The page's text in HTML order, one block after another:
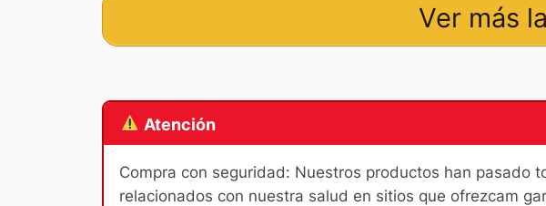
Ver más
Atención
Compra con seguridad: Nuestros productos han pasado
relacionados con nuestra salud en sitios que ofrezcam